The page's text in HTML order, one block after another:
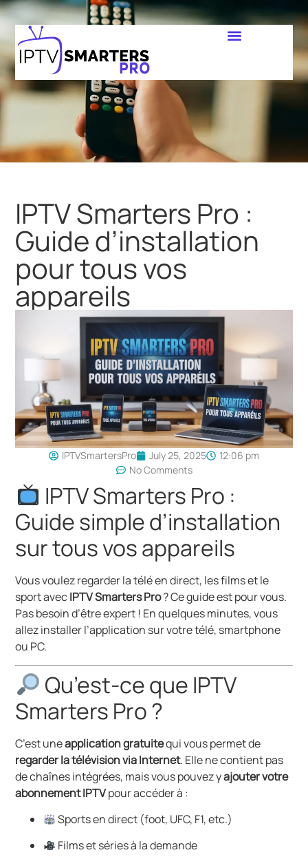
IPTV Smarters Pro :
Guide d’installation
pour tous vos
appareils
IPTVSmartersPro July 25, 2025
12:06 pm
No Comments
IPTV Smarters Pro :
Guide simple d’installation
sur tous vos appareils
Vous voulez regarder la télé en direct, les films et le
sport avecIPTV Smarters Pro? Ce guide est pour vous.
Pas besoin d’être expert ! En quelques minutes, vous
allez installer l’application sur votre télé, smartphone
ou PC.
Qu’est-ce que IPTV
Smarters Pro ?
C’est uneapplication gratuitequi vous permet de
regarder la télévision via Internet. Elle ne contient pas
de chaînes intégrées, mais vous pouvez yajouter votre
abonnement IPTVpour accéder à :
Sports en direct (foot, UFC, F1, etc.)
Films et séries à la demande